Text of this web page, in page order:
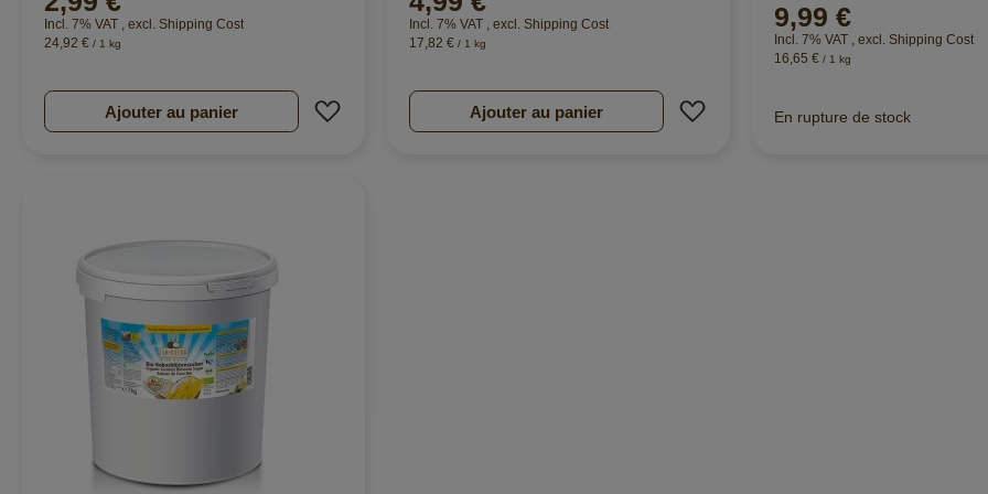
Incl. 7% VAT , excl. Shipping Cost
24,92 € / 1 kg
Ajouter au panier Ajouter à ma liste d’envie
Incl. 7% VAT , excl. Shipping Cost
17,82 € / 1 kg
Ajouter au panier
9,99 €
Incl. 7% VAT , excl. Shipping Cost
16,65 € / 1 kg
En rupture de stock